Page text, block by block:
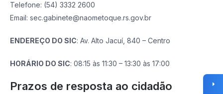
Telefone: (54) 3332 2600
Email: sec.gabinete@naometoque.rs.gov.br
ENDEREÇO DO SIC: Av. Alto Jacuí, 840 – Centro
HORÁRIO DO SIC: 08:15 às 11:30 – 13:30 às 17:00
Prazos de resposta ao cidadão